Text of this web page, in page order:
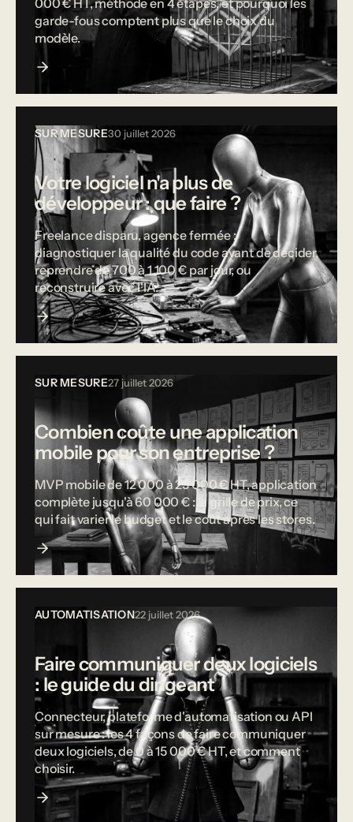
000 € HT, méthode en 4 étapes, et pourquoi les
garde-fous comptent plus que le choix du
modèle.
SUR MESURE30 juillet 2026
Votre logiciel n'a plus de
développeur : que faire ?
Freelance disparu, agence fermée :
diagnostiquer la qualité du code avant de décider,
reprendre de 700 à 1 100 € par jour, ou
reconstruire avec l'IA.
SUR MESURE27 juillet 2026
Combien coûte une application
mobile pour son entreprise ?
MVP mobile de 12 000 à 25 000 € HT, application
complète jusqu'à 60 000 € : la grille de prix, ce
qui fait varier le budget et le coût après les stores.
AUTOMATISATION22 juillet 2026
Faire communiquer deux logiciels
: le guide du dirigeant
Connecteur, plateforme d'automatisation ou API
sur mesure : les 4 façons de faire communiquer
deux logiciels, de 0 à 15 000 € HT, et comment
choisir.